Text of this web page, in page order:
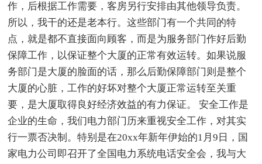
作，后根据工作需要，客房另行安排由其他领导负责。
所以，我干的还是老本行。这些部门有一个共同的特
点，就是都不直接面向顾客，而是为服务部门作好后勤
保障工作，以保证整个大厦的正常有效运转。如果说服
务部门是大厦的脸面的话，那么后勤保障部门则是整个
大厦的心脏，工作的好坏对整个大厦正常运转至关重
要，是大厦取得良好经济效益的有力保证。 安全工作是
企业的生命，我们电力部门历来重视安全工作，对其实
行一票否决制。特别是在20xx年新年伊始的1月9日，国
家电力公司即召开了全国电力系统电话安全会，我与大